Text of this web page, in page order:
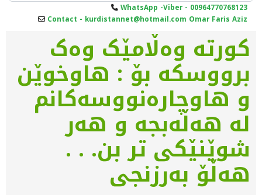
WhatsApp -Viber - 00964770768123
Contact - kurdistannet@hotmail.com Omar Faris Aziz
کورتە وەڵامێک وەک
برووسکە بۆ : ھاوخوێن
و ھاوچارەنووسەکانم
لە ھەڵەبجە و ھەر
شوێنێکی تر بن. . .
هەڵۆ بەرزنجی